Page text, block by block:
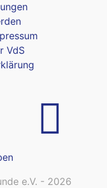
VdS
e.V. - 2026